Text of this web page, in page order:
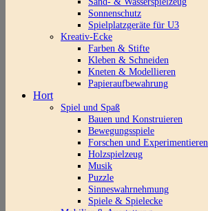
Sonnenschutz
Spielplatzgeräte für U3
Kreativ-Ecke
Farben & Stifte
Kleben & Schneiden
Kneten & Modellieren
Papieraufbewahrung
Hort
Spiel und Spaß
Bauen und Konstruieren
Bewegungsspiele
Forschen und Experimentieren
Holzspielzeug
Musik
Puzzle
Sinneswahrnehmung
Spiele & Spielecke